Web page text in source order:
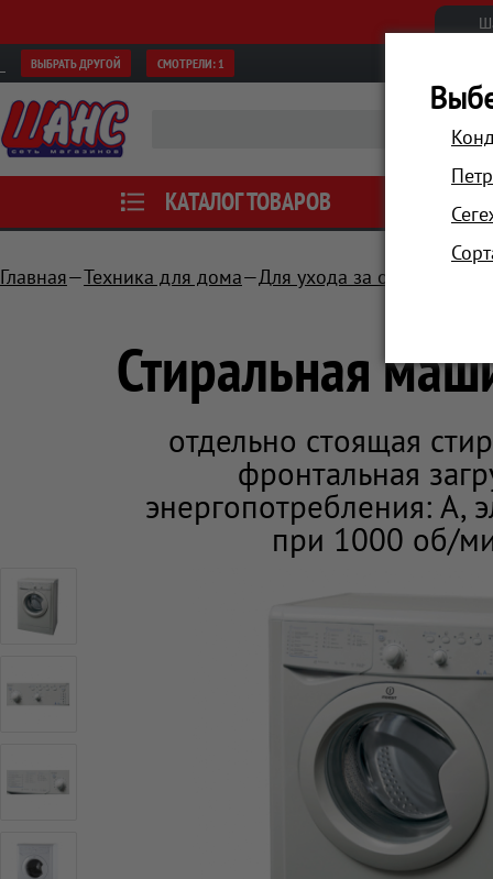
ВЫБРАТЬ ДРУГОЙ СМОТРЕЛИ: 1
КАТАЛОГ ТОВАРОВ АКЦИИ
Главная Техника для дома Для ухода за одеждой
Стиральная
отдельно стоящая
фронтальная
энергопотребления: A,
при 1000 об/